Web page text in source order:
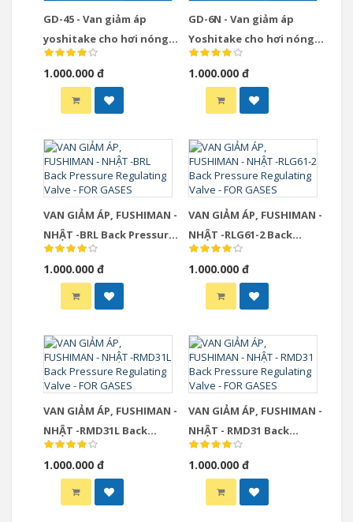
GD-45 - Van giảm áp
yoshitake cho hơi nóng
steam
1.000.000 đ
GD-6N - Van giảm áp
Yoshitake cho hơi nóng
steam
1.000.000 đ
VAN GIẢM ÁP, FUSHIMAN -
NHẬT -BRL Back Pressure
Regulating Valve - FOR
GASES
1.000.000 đ
VAN GIẢM ÁP, FUSHIMAN -
NHẬT -RLG61-2 Back
Pressure Regulating
Valve - FOR GASES
1.000.000 đ
VAN GIẢM ÁP, FUSHIMAN -
NHẬT -RMD31L Back
Pressure Regulating
Valve - FOR GASES
1.000.000 đ
VAN GIẢM ÁP, FUSHIMAN -
NHẬT - RMD31 Back
Pressure Regulating
Valve - FOR GASES
1.000.000 đ